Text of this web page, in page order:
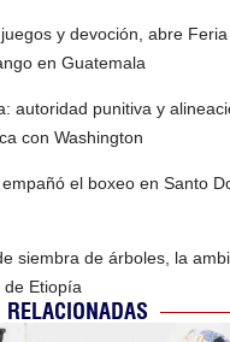
y devoción, abre
en Guatemala
autoridad punitiva y
con Washington
el boxeo en Santo
siembra de árboles, la
de Etiopía
RELACIONADAS